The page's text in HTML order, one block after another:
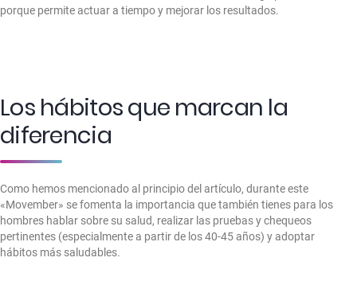
porque permite actuar a tiempo y mejorar los resultados.
Los hábitos que marcan la
diferencia
Como hemos mencionado al principio del artículo, durante este
«Movember» se fomenta la importancia que también tienes para los
hombres hablar sobre su salud, realizar las pruebas y chequeos
pertinentes (especialmente a partir de los 40-45 años) y adoptar
hábitos más saludables.